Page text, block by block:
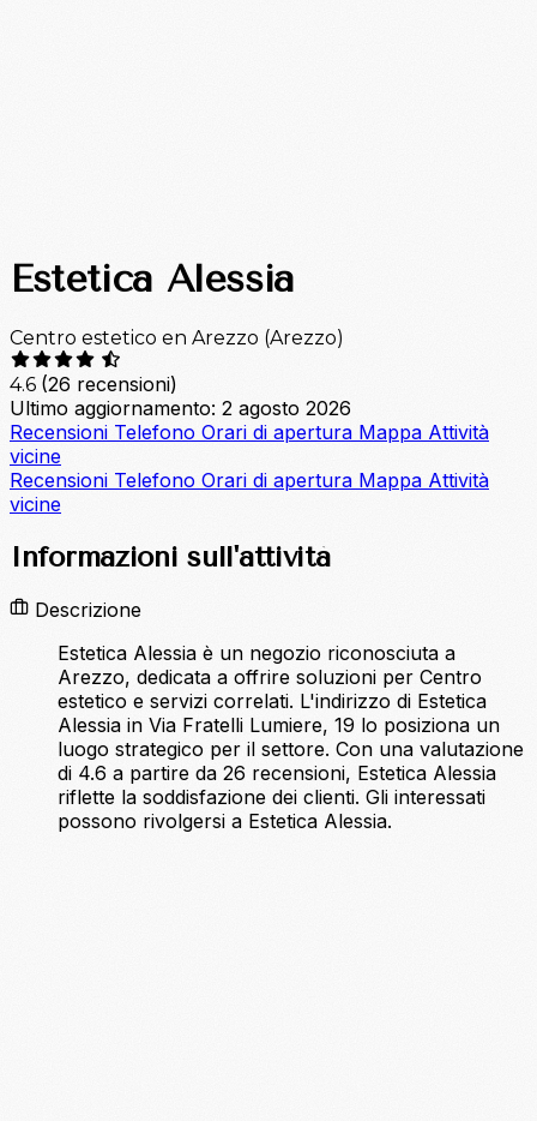
Estetica Alessia
Centro estetico en Arezzo (Arezzo)
4.6 (26 recensioni)
Ultimo aggiornamento: 2 agosto 2026
Recensioni Telefono Orari di apertura Mappa Attività
vicine
Recensioni Telefono Orari di apertura Mappa Attività
vicine
Informazioni sull'attività
Descrizione
Estetica Alessia è un negozio riconosciuta a
Arezzo, dedicata a offrire soluzioni per Centro
estetico e servizi correlati. L'indirizzo di Estetica
Alessia in Via Fratelli Lumiere, 19 lo posiziona un
luogo strategico per il settore. Con una valutazione
di 4.6 a partire da 26 recensioni, Estetica Alessia
riflette la soddisfazione dei clienti. Gli interessati
possono rivolgersi a Estetica Alessia.